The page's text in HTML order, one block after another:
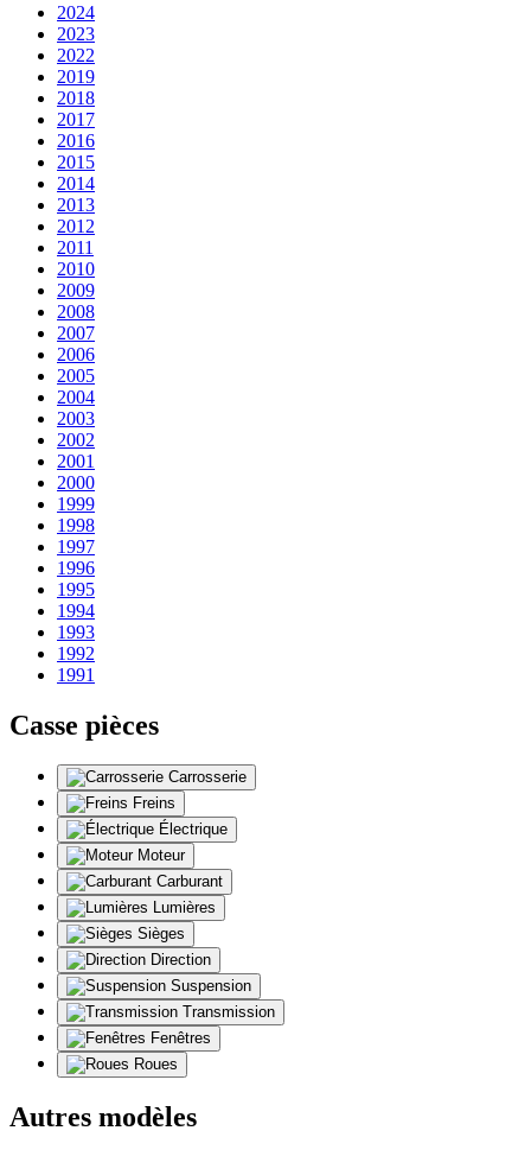
2024
2023
2022
2019
2018
2017
2016
2015
2014
2013
2012
2011
2010
2009
2008
2007
2006
2005
2004
2003
2002
2001
2000
1999
1998
1997
1996
1995
1994
1993
1992
1991
Casse pièces
Carrosserie
Freins
Électrique
Moteur
Carburant
Lumières
Sièges
Direction
Suspension
Transmission
Fenêtres
Roues
Autres modèles